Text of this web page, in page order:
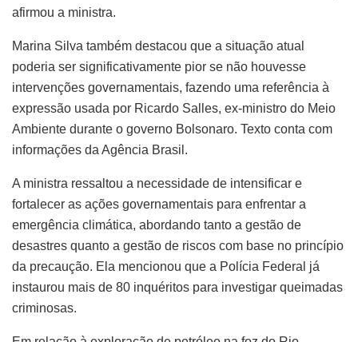
afirmou a ministra.
Marina Silva também destacou que a situação atual
poderia ser significativamente pior se não houvesse
intervenções governamentais, fazendo uma referência à
expressão usada por Ricardo Salles, ex-ministro do Meio
Ambiente durante o governo Bolsonaro. Texto conta com
informações da Agência Brasil.
A ministra ressaltou a necessidade de intensificar e
fortalecer as ações governamentais para enfrentar a
emergência climática, abordando tanto a gestão de
desastres quanto a gestão de riscos com base no princípio
da precaução. Ela mencionou que a Polícia Federal já
instaurou mais de 80 inquéritos para investigar queimadas
criminosas.